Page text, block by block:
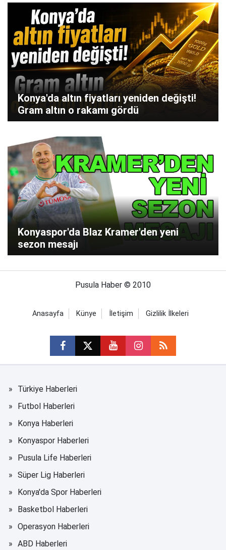
Konya'da altın fiyatları yeniden değişti!
Gram altın o rakamı gördü
Konyaspor'da Blaz Kramer'den yeni
sezon mesajı
Pusula Haber © 2010
Anasayfa Künye İletişim Gizlilik İlkeleri
Türkiye Haberleri
Futbol Haberleri
Konya Haberleri
Konyaspor Haberleri
Pusula Life Haberleri
Süper Lig Haberleri
Konya'da Spor Haberleri
Basketbol Haberleri
Operasyon Haberleri
ABD Haberleri